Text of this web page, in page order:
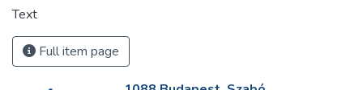
Text
Full item page